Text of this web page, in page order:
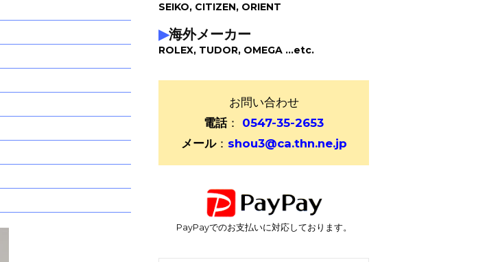
SEIKO, CITIZEN, ORIENT
▶海外メーカー
ROLEX, TUDOR, OMEGA ...etc.
お問い合わせ
電話：
0547-35-2653
メール： shou3@ca.thn.ne.jp
PayPayでのお支払いに対応しております。